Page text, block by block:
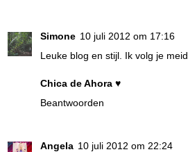
Simone 10 juli 2012 om 17:16
Leuke blog en stijl. Ik volg je meid.
Chica de Ahora ♥
Beantwoorden
Angela 10 juli 2012 om 22:24